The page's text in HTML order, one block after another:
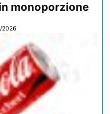
monoporzione
2026